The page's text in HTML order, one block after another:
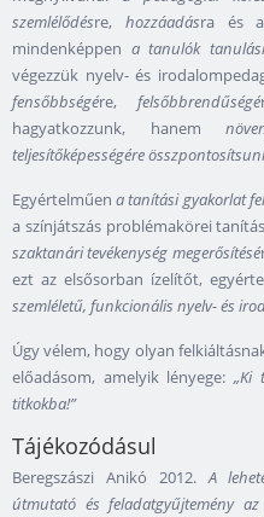
szemlélődésre, hozzáadásra és
mindenképpen a tanulók
végezzük nyelv- és
fensőbbségére, felsőbbrendűségé
hagyatkozzunk, hanem
teljesítőképességére
Egyértelműena tanítási gyakorlat
a színjátszás problémakörei
szaktanári tevékenység megerősítésé
ezt az elsősorban ízelítőt,
szemléletű, funkcionális nyelv- és
Úgy vélem, hogy olyan
előadásom, amelyik lényege: „Ki
titkokba!”
Tájékozódásul
Beregszászi Anikó 2012.A
útmutató és feladatgyűjtemény